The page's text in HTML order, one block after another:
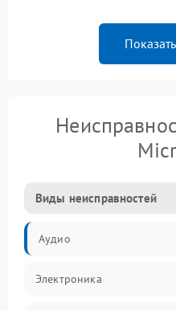
Виды неисправностей
Аудио
Электроника